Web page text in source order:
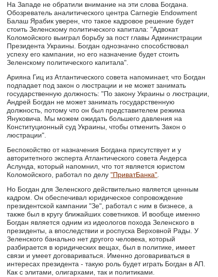
На Западе не обратили внимание на эти слова Богдана.
Обозреватель аналитического центра Carnegie Endowment
Балаш Ярабик уверен, что такое кадровое решение будет
стоить Зеленскому политического капитала: "Адвокат
Коломойского выиграл борьбу за пост главы Администрации
Президента Украины. Богдан однозначно способствовал
успеху его кампании, но его назначение будет стоить
Зеленскому политического капитала".
Арияна Гиц из Атлантического совета напоминает, что Богдан
подпадает под закон о люстрации и не может занимать
государственную должность: "По закону Украины о люстрации,
Андрей Богдан не может занимать государственную
должность, потому что он был представителем режима
Януковича. Мы можем ожидать большего давления на
Конституционный суд Украины, чтобы отменить Закон о
люстрации".
Беспокойство от назначения Богдана присутствует и у
авторитетного эксперта Атлантического совета Андерса
Аслунда, который напомнил, что тот является юристом
Коломойского, работал по делу"ПриватБанка"
Но Богдан для Зеленского действительно является ценным
кадром. Он обеспечивал юридическое сопровождение
президентской кампании "Зе", работал с ним в бизнесе, а
также был в кругу ближайших советников. И вообще именно
Богдан является одним из идеологов похода Зеленского в
президенты, а впоследствии и роспуска Верховной Рады. У
Зеленского банально нет другого человека, который
разбирается в юридических вещах, был в политике, имеет
связи и умеет договариваться. Именно договариваться в
интересах президента - такую роль будет играть Богдан в АП.
Как с элитами, олигархами, так и политиками.